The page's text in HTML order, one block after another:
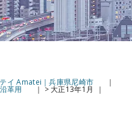
イ Amatei｜兵庫県尼崎市
革用 >大正13年1月